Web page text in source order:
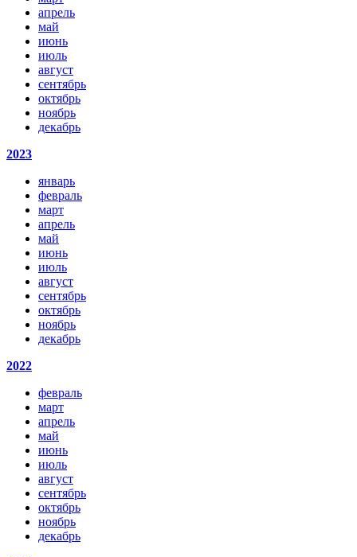
апрель
май
июнь
июль
август
сентябрь
октябрь
ноябрь
декабрь
2023
январь
февраль
март
апрель
май
июнь
июль
август
сентябрь
октябрь
ноябрь
декабрь
2022
февраль
март
апрель
май
июнь
июль
август
сентябрь
октябрь
ноябрь
декабрь